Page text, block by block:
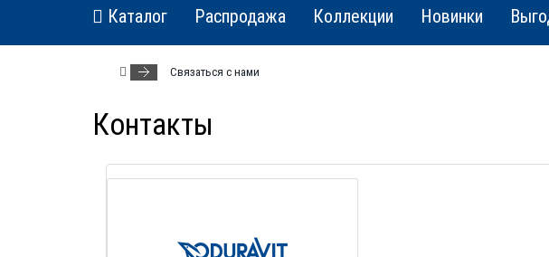
Каталог Распродажа Коллекции Новинки
Связаться с нами
Контакты